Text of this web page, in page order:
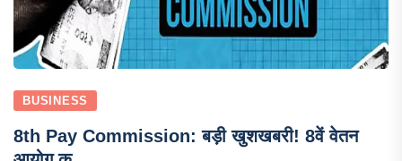
BUSINESS
8th Pay Commission: बड़ी खुशखबरी! 8वें वेतन